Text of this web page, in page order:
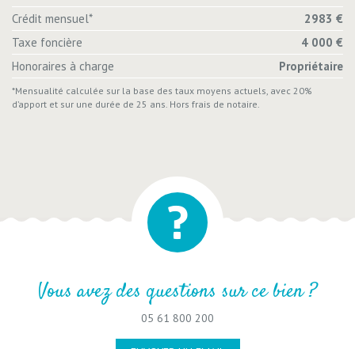
Crédit mensuel*
2983 €
Taxe foncière
4 000 €
Honoraires à charge
Propriétaire
*Mensualité calculée sur la base des taux moyens actuels, avec 20%
d’apport et sur une durée de 25 ans. Hors frais de notaire.
Vous avez des questions sur ce bien ?
05 61 800 200